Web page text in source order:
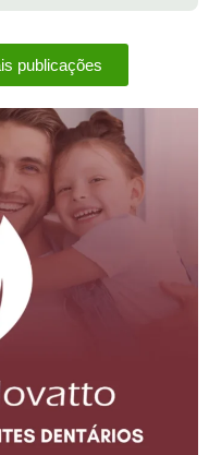
publicações